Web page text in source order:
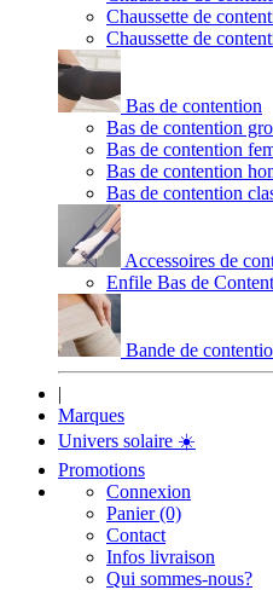
Chaussette de
Chaussette de
Bas de contention
Bas de contention
Bas de contention
Bas de contention
Bas de contention
Accessoires de
Enfile Bas de
Bande de
|
Marques
Univers solaire ☀️
Promotions
Connexion
Panier (0)
Contact
Infos livraison
Qui sommes-nous?